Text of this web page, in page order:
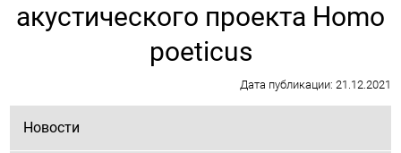
акустического проекта Homo
poeticus
Дата публикации: 21.12.2021
Новости